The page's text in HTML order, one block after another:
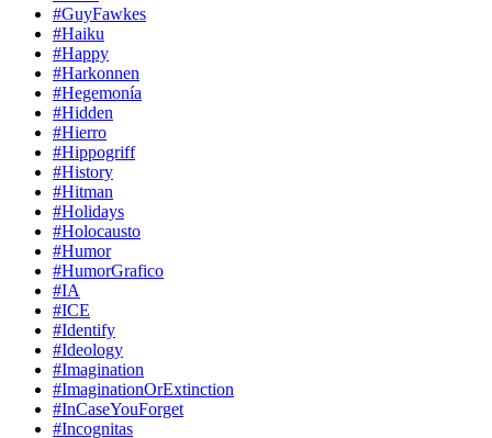
#GuyFawkes
#Haiku
#Happy
#Harkonnen
#Hegemonía
#Hidden
#Hierro
#Hippogriff
#History
#Hitman
#Holidays
#Holocausto
#Humor
#HumorGrafico
#IA
#ICE
#Identify
#Ideology
#Imagination
#ImaginationOrExtinction
#InCaseYouForget
#Incognitas